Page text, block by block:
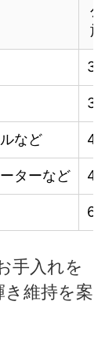
など
ターなど
手入れを
維持を案